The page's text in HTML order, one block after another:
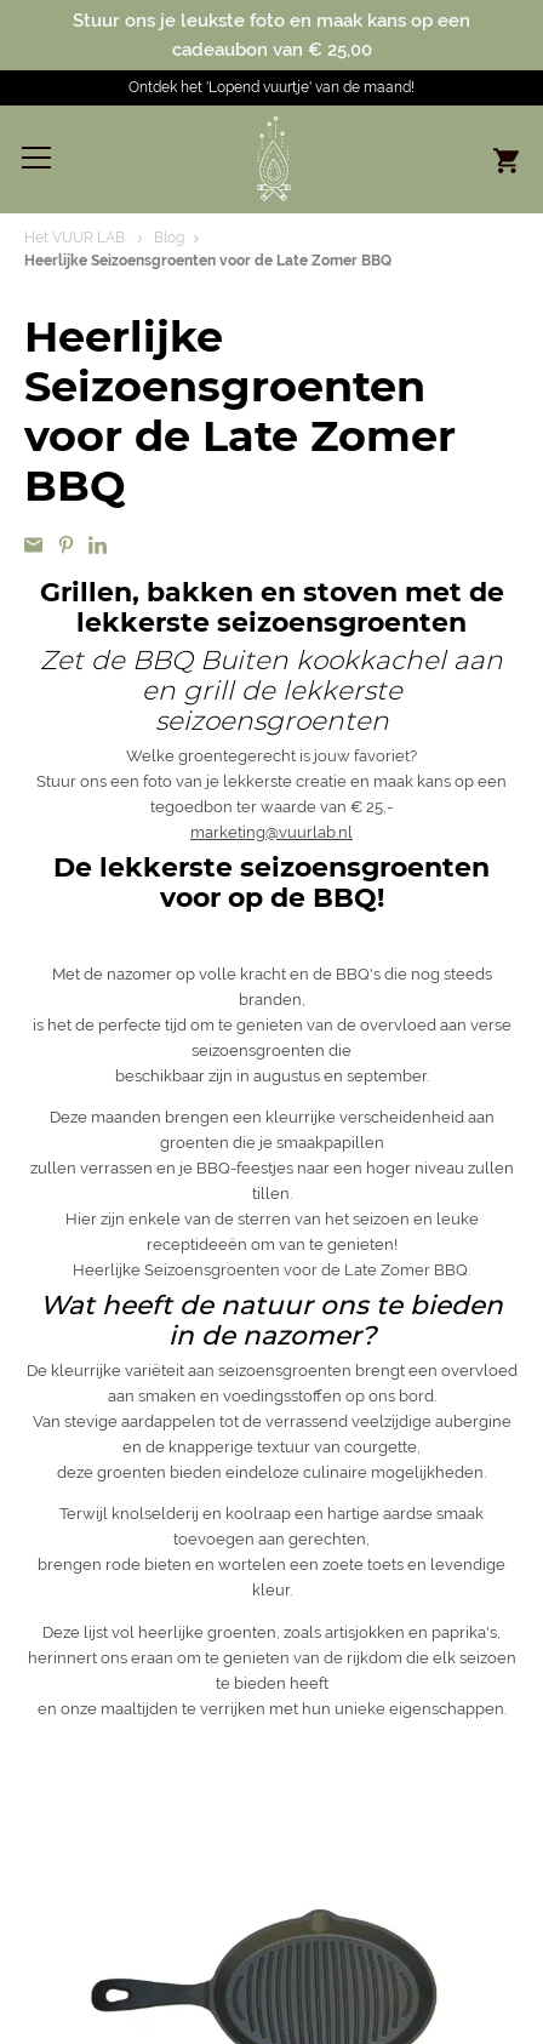
Stuur ons je leukste foto en maak kans op een
cadeaubon van € 25,00
Ontdek het 'Lopend vuurtje' van de maand!
Het VUUR LAB.
Blog
Heerlijke Seizoensgroenten voor de Late Zomer BBQ
Heerlijke
Seizoensgroenten
voor de Late Zomer
BBQ
Grillen, bakken en stoven met de
lekkerste seizoensgroenten
Zet de BBQ Buiten kookkachel aan
en grill de lekkerste
seizoensgroenten
Welke groentegerecht is jouw favoriet?
Stuur ons een foto van je lekkerste creatie en maak kans op een
tegoedbon ter waarde van € 25,-
marketing@vuurlab.nl
De lekkerste seizoensgroenten
voor op de BBQ!
Met de nazomer op volle kracht en de BBQ's die nog steeds
branden,
is het de perfecte tijd om te genieten van de overvloed aan verse
seizoensgroenten die
beschikbaar zijn in augustus en september.
Deze maanden brengen een kleurrijke verscheidenheid aan
groenten die je smaakpapillen
zullen verrassen en je BBQ-feestjes naar een hoger niveau zullen
tillen.
Hier zijn enkele van de sterren van het seizoen en leuke
receptideeën om van te genieten!
Heerlijke Seizoensgroenten voor de Late Zomer BBQ.
Wat heeft de natuur ons te bieden
in de nazomer?
De kleurrijke variëteit aan seizoensgroenten brengt een overvloed
aan smaken en voedingsstoffen op ons bord.
Van stevige aardappelen tot de verrassend veelzijdige aubergine
en de knapperige textuur van courgette,
deze groenten bieden eindeloze culinaire mogelijkheden.
Terwijl knolselderij en koolraap een hartige aardse smaak
toevoegen aan gerechten,
brengen rode bieten en wortelen een zoete toets en levendige
kleur.
Deze lijst vol heerlijke groenten, zoals artisjokken en paprika's,
herinnert ons eraan om te genieten van de rijkdom die elk seizoen
te bieden heeft
en onze maaltijden te verrijken met hun unieke eigenschappen.